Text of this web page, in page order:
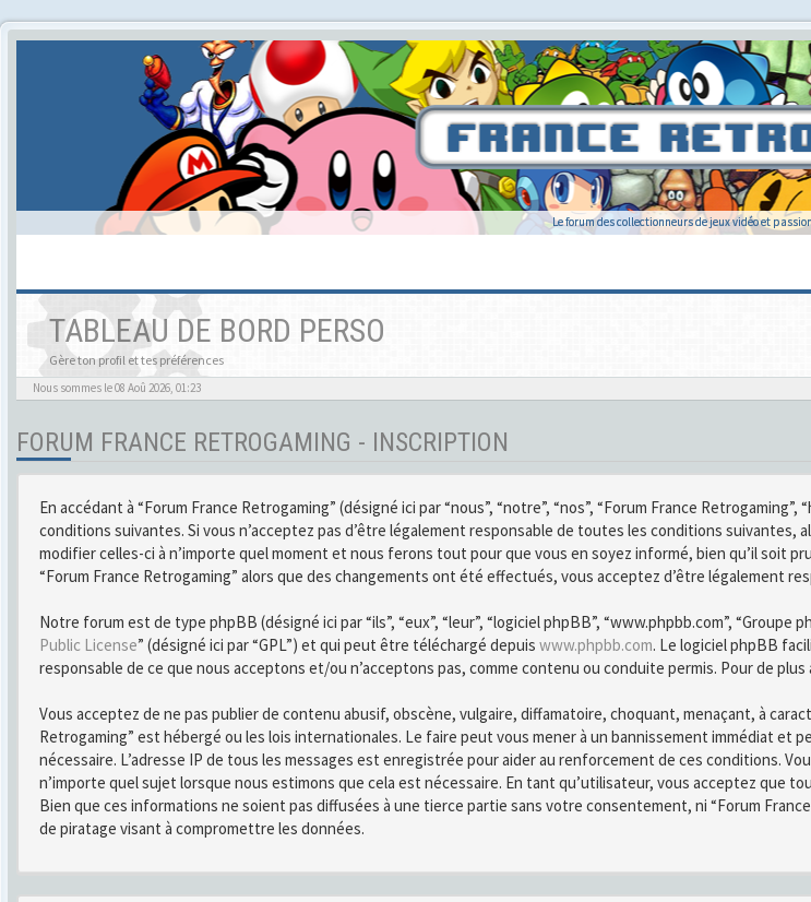
Le forum des collectionneurs de jeux vidéo et
TABLEAU DE BORD PERSO
Gère ton profil et tes préférences
Nous sommes le 08 Aoû 2026, 01:23
FORUM FRANCE RETROGAMING - INSCRIPTION
En accédant à “Forum France Retrogaming” (désigné ici par “nous”, “notre”, “nos”, “Forum France
conditions suivantes. Si vous n’acceptez pas d’être légalement responsable de toutes les conditions suivantes,
modifier celles-ci à n’importe quel moment et nous ferons tout pour que vous en soyez informé, bien qu’il soit
“Forum France Retrogaming” alors que des changements ont été effectués, vous acceptez d’être légalement
Notre forum est de type phpBB (désigné ici par “ils”, “eux”, “leur”, “logiciel phpBB”, “www.phpbb.com”,
Public License” (désigné ici par “GPL”) et qui peut être téléchargé depuis www.phpbb.com. Le logiciel phpBB
responsable de ce que nous acceptons et/ou n’acceptons pas, comme contenu ou conduite permis. Pour de
Vous acceptez de ne pas publier de contenu abusif, obscène, vulgaire, diffamatoire, choquant, menaçant, à
Retrogaming” est hébergé ou les lois internationales. Le faire peut vous mener à un bannissement immédiat
nécessaire. L’adresse IP de tous les messages est enregistrée pour aider au renforcement de ces conditions.
n’importe quel sujet lorsque nous estimons que cela est nécessaire. En tant qu’utilisateur, vous acceptez que
Bien que ces informations ne soient pas diffusées à une tierce partie sans votre consentement, ni “Forum
de piratage visant à compromettre les données.